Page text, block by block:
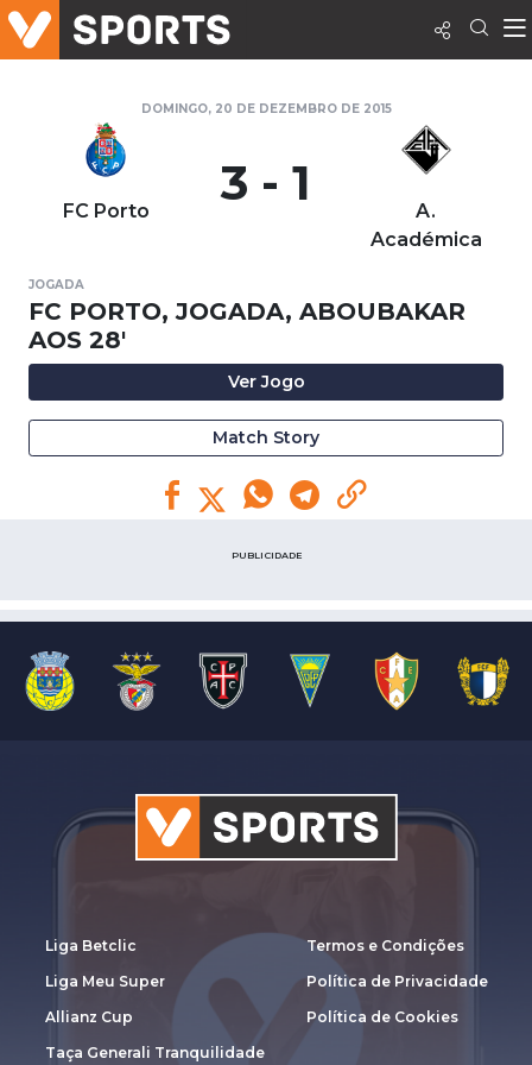
DOMINGO, 20 DE DEZEMBRO DE 2015
FC Porto 3 - 1
A.
Académica
JOGADA
FC PORTO, JOGADA, ABOUBAKAR
AOS 28'
Ver Jogo
Match Story
PUBLICIDADE
Liga Betclic
Liga Meu Super
Allianz Cup
Taça Generali Tranquilidade
Termos e Condições
Política de Privacidade
Política de Cookies